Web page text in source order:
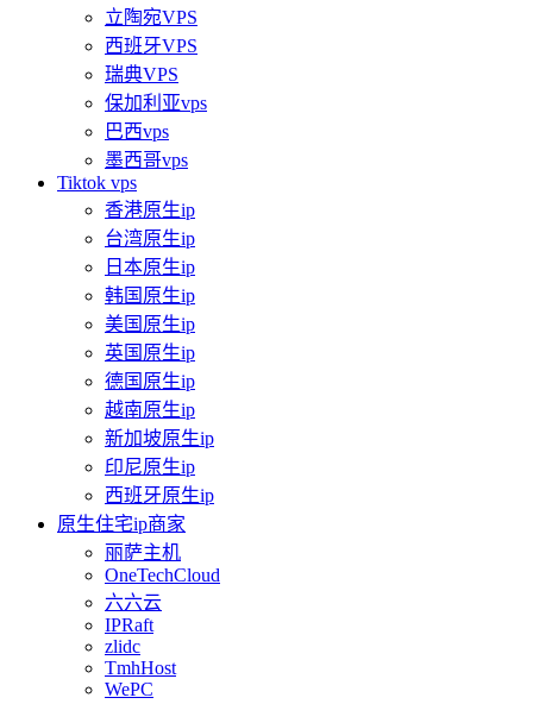
立陶宛VPS
西班牙VPS
瑞典VPS
保加利亚vps
巴西vps
墨西哥vps
Tiktok vps
香港原生ip
台湾原生ip
日本原生ip
韩国原生ip
美国原生ip
英国原生ip
德国原生ip
越南原生ip
新加坡原生ip
印尼原生ip
西班牙原生ip
原生住宅ip商家
丽萨主机
OneTechCloud
六六云
IPRaft
zlidc
TmhHost
WePC